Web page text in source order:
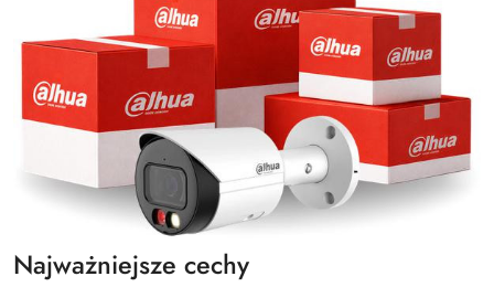
Najważniejsze cechy